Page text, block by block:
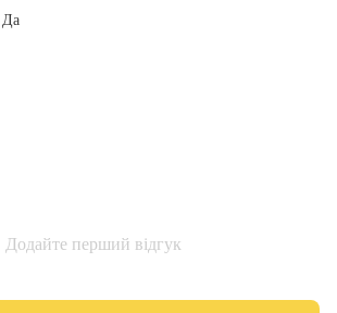
Да
Додайте перший відгук